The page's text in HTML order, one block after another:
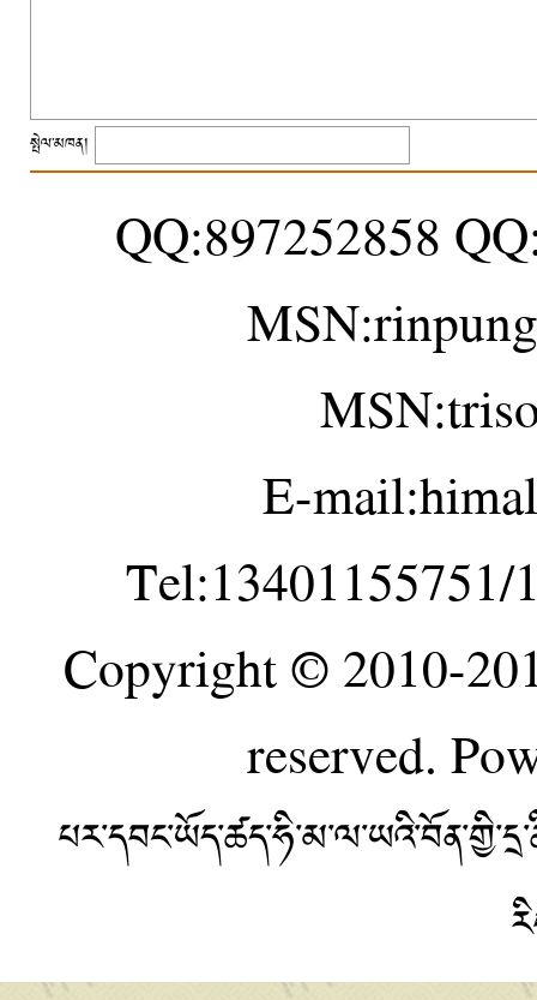
སྤེལ་མཁན།
QQ:897252858
E-
Tel:13401155751/
Copyright © 2010-
reserved.